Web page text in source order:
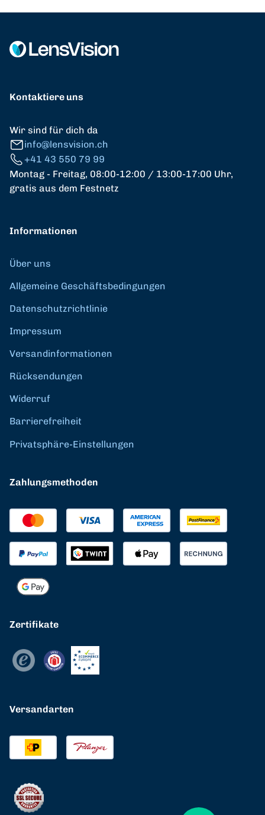
Kontaktiere uns
Wir sind für dich da
info@lensvision.ch
+41 43 550 79 99
Montag - Freitag, 08:00-12:00 / 13:00-17:00 Uhr,
gratis aus dem Festnetz
Informationen
Über uns
Allgemeine Geschäftsbedingungen
Datenschutzrichtlinie
Impressum
Versandinformationen
Rücksendungen
Widerruf
Barrierefreiheit
Privatsphäre-Einstellungen
Zahlungsmethoden
Zertifikate
Versandarten